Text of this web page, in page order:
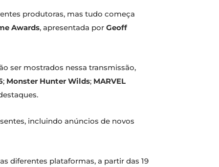
produtoras, mas tudo começa
Awards, apresentada por Geoff
ser mostrados nessa transmissão,
; Monster Hunter Wilds; MARVEL
incluindo anúncios de novos
diferentes plataformas, a partir das 19